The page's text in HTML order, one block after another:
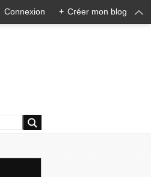
Connexion + Créer mon blog